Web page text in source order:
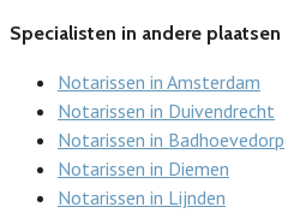
Specialisten in andere plaatsen
Notarissen in Amsterdam
Notarissen in Duivendrecht
Notarissen in Badhoevedorp
Notarissen in Diemen
Notarissen in Lijnden